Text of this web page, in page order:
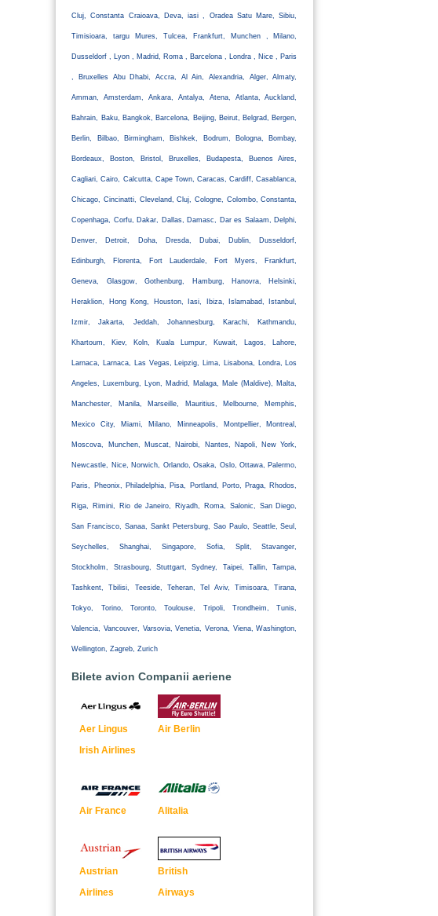
Cluj, Constanta Craioava, Deva, iasi , Oradea Satu Mare, Sibiu,
Timisioara, targu Mures, Tulcea, Frankfurt, Munchen , Milano,
Dusseldorf , Lyon , Madrid, Roma , Barcelona , Londra , Nice , Paris
, Bruxelles Abu Dhabi, Accra, Al Ain, Alexandria, Alger, Almaty,
Amman, Amsterdam, Ankara, Antalya, Atena, Atlanta, Auckland,
Bahrain, Baku, Bangkok, Barcelona, Beijing, Beirut, Belgrad, Bergen,
Berlin, Bilbao, Birmingham, Bishkek, Bodrum, Bologna, Bombay,
Bordeaux, Boston, Bristol, Bruxelles, Budapesta, Buenos Aires,
Cagliari, Cairo, Calcutta, Cape Town, Caracas, Cardiff, Casablanca,
Chicago, Cincinatti, Cleveland, Cluj, Cologne, Colombo, Constanta,
Copenhaga, Corfu, Dakar, Dallas, Damasc, Dar es Salaam, Delphi,
Denver, Detroit, Doha, Dresda, Dubai, Dublin, Dusseldorf,
Edinburgh, Florenta, Fort Lauderdale, Fort Myers, Frankfurt,
Geneva, Glasgow, Gothenburg, Hamburg, Hanovra, Helsinki,
Heraklion, Hong Kong, Houston, Iasi, Ibiza, Islamabad, Istanbul,
Izmir, Jakarta, Jeddah, Johannesburg, Karachi, Kathmandu,
Khartoum, Kiev, Koln, Kuala Lumpur, Kuwait, Lagos, Lahore,
Larnaca, Larnaca, Las Vegas, Leipzig, Lima, Lisabona, Londra, Los
Angeles, Luxemburg, Lyon, Madrid, Malaga, Male (Maldive), Malta,
Manchester, Manila, Marseille, Mauritius, Melbourne, Memphis,
Mexico City, Miami, Milano, Minneapolis, Montpellier, Montreal,
Moscova, Munchen, Muscat, Nairobi, Nantes, Napoli, New York,
Newcastle, Nice, Norwich, Orlando, Osaka, Oslo, Ottawa, Palermo,
Paris, Pheonix, Philadelphia, Pisa, Portland, Porto, Praga, Rhodos,
Riga, Rimini, Rio de Janeiro, Riyadh, Roma, Salonic, San Diego,
San Francisco, Sanaa, Sankt Petersburg, Sao Paulo, Seattle, Seul,
Seychelles, Shanghai, Singapore, Sofia, Split, Stavanger,
Stockholm, Strasbourg, Stuttgart, Sydney, Taipei, Tallin, Tampa,
Tashkent, Tbilisi, Teeside, Teheran, Tel Aviv, Timisoara, Tirana,
Tokyo, Torino, Toronto, Toulouse, Tripoli, Trondheim, Tunis,
Valencia, Vancouver, Varsovia, Venetia, Verona, Viena, Washington,
Wellington, Zagreb, Zurich
Bilete avion Companii aeriene
Aer Lingus
Irish Airlines
Air Berlin
Air France Alitalia
Austrian
Airlines
British
Airways